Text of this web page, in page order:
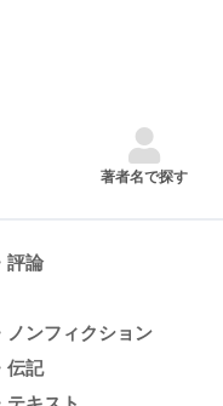
著者名で探す
評論
ノンフィクション
伝記